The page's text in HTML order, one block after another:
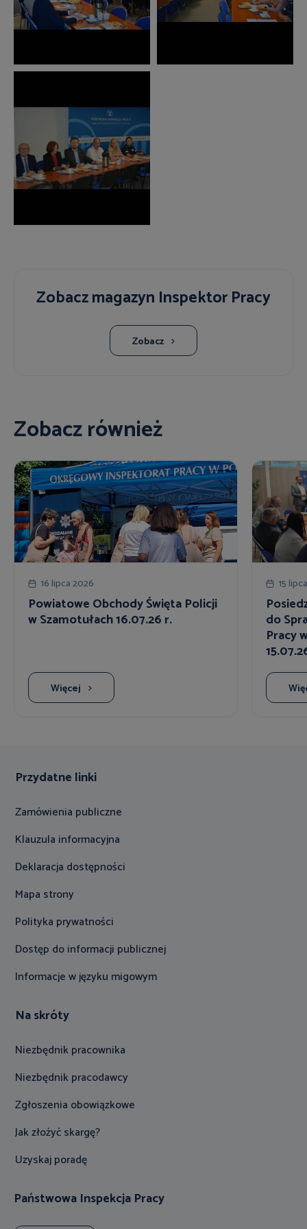
Zobacz magazyn Inspektor Pracy
Zobacz
Zobacz również
16 lipca 2026
Powiatowe Obchody Święta Policji
w Szamotułach 16.07.26 r.
Więcej
15
do
Pracy
Przydatne linki
Zamówienia publiczne
Klauzula informacyjna
Deklaracja dostępności
Mapa strony
Polityka prywatności
Dostęp do informacji publicznej
Informacje w języku migowym
Na skróty
Niezbędnik pracownika
Niezbędnik pracodawcy
Zgłoszenia obowiązkowe
Jak złożyć skargę?
Uzyskaj poradę
Państwowa Inspekcja Pracy